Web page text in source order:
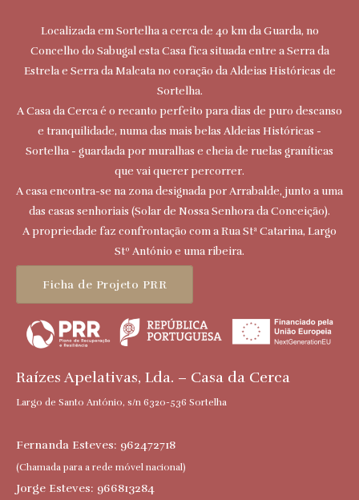
Localizada em Sortelha a cerca de 40 km da Guarda, no
Concelho do Sabugal esta Casa fica situada entre a Serra da
Estrela e Serra da Malcata no coração da Aldeias Históricas de
Sortelha.
A Casa da Cerca é o recanto perfeito para dias de puro descanso
e tranquilidade, numa das mais belas Aldeias Históricas -
Sortelha - guardada por muralhas e cheia de ruelas graníticas
que vai querer percorrer.
A casa encontra-se na zona designada por Arrabalde, junto a uma
das casas senhoriais (Solar de Nossa Senhora da Conceição).
A propriedade faz confrontação com a Rua Stª Catarina, Largo
Stº António e uma ribeira.
Ficha de Projeto PRR
Raízes Apelativas, Lda. – Casa da Cerca
Largo de Santo António, s/n 6320-536 Sortelha
Fernanda Esteves: 962472718
(Chamada para a rede móvel nacional)
Jorge Esteves: 966813284